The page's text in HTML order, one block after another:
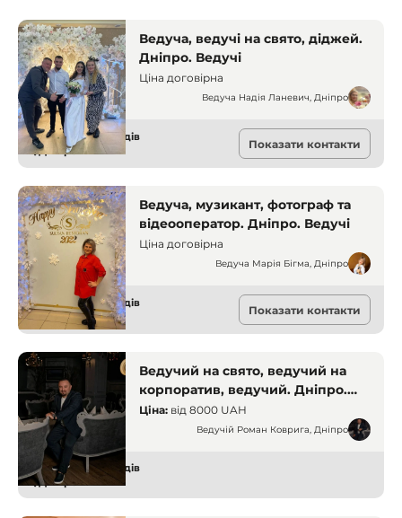
Ведуча, ведучі на свято, діджей.
Дніпро. Ведучі
Ціна договірна
Ведуча Надія Ланевич, Дніпро
Ведучі для заходів
Дніпро
Показати контакти
Ведуча, музикант, фотограф та
відеооператор. Дніпро. Ведучі
Ціна договірна
Ведуча Марія Бігма, Дніпро
Ведучі для заходів
Дніпро
Показати контакти
Ведучий на свято, ведучий на
корпоратив, ведучий. Дніпро.
Ведучі
Ціна: від 8000 UAH
Ведучій Роман Коврига, Дніпро
Ведучі для заходів
Дніпро